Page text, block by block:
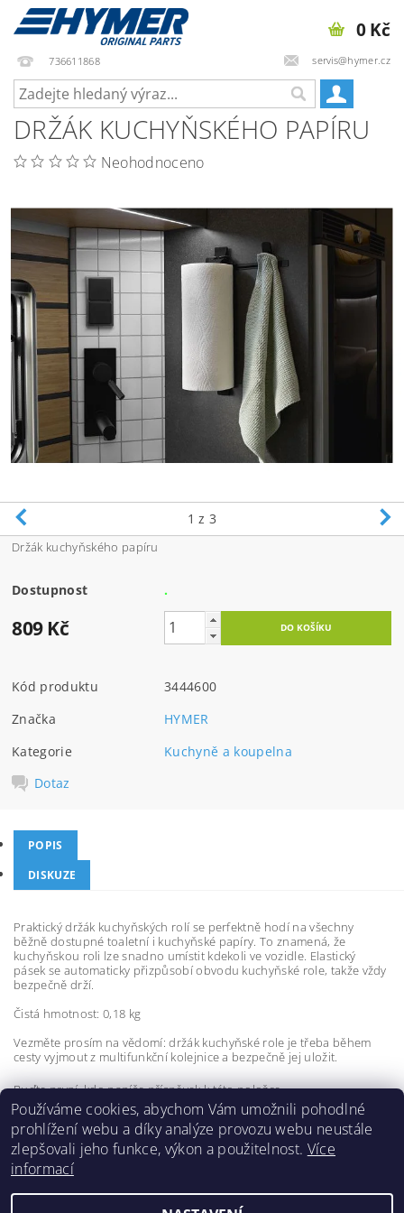
736611868 servis@hymer.cz
0 Kč
DRŽÁK KUCHYŇSKÉHO PAPÍRU
Neohodnoceno
1 z 3
Držák kuchyňského papíru
Dostupnost .
809 Kč
Kód produktu
3444600
Značka
HYMER
Kategorie
Kuchyně a koupelna
Dotaz
POPIS
DISKUZE
Praktický držák kuchyňských rolí se perfektně hodí na všechny
běžně dostupné toaletní i kuchyňské papíry. To znamená, že
kuchyňskou roli lze snadno umístit kdekoli ve vozidle. Elastický
pásek se automaticky přizpůsobí obvodu kuchyňské role, takže vždy
bezpečně drží.
Čistá hmotnost: 0,18 kg
Vezměte prosím na vědomí: držák kuchyňské role je třeba během
cesty vyjmout z multifunkční kolejnice a bezpečně jej uložit.
Buďte první, kdo napíše příspěvek k této položce.
Přidat komentář
Používáme cookies, abychom Vám umožnili pohodlné
prohlížení webu a díky analýze provozu webu neustále
zlepšovali jeho funkce, výkon a použitelnost. Více
informací